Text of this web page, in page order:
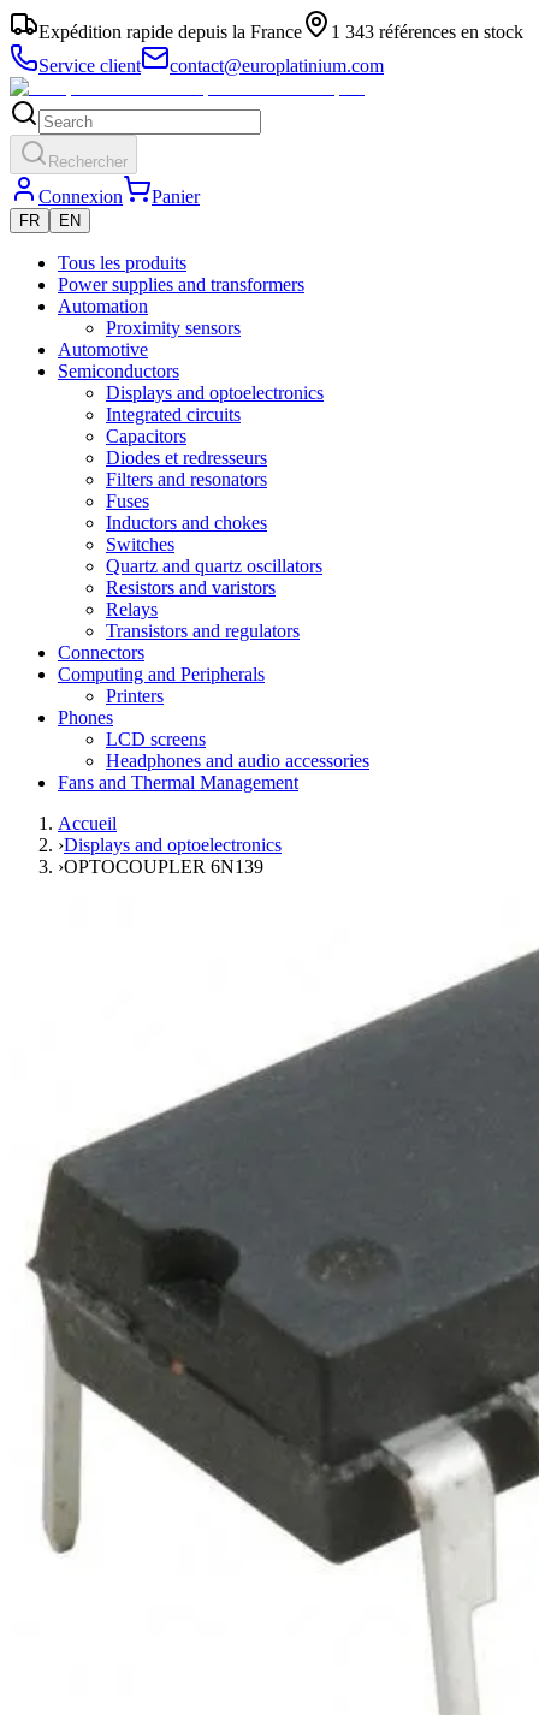
Expédition rapide depuis la France
1 343 références en stock
Service client
contact@europlatinium.com
Rechercher
Connexion Panier
FR EN
Tous les produits
Power supplies and transformers
Automation
Proximity sensors
Automotive
Semiconductors
Displays and optoelectronics
Integrated circuits
Capacitors
Diodes et redresseurs
Filters and resonators
Fuses
Inductors and chokes
Switches
Quartz and quartz oscillators
Resistors and varistors
Relays
Transistors and regulators
Connectors
Computing and Peripherals
Printers
Phones
LCD screens
Headphones and audio accessories
Fans and Thermal Management
Accueil
›Displays and optoelectronics
›OPTOCOUPLER 6N139